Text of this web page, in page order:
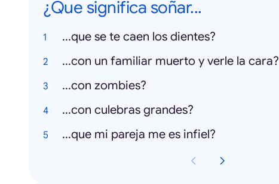
¿Que significa soñar...
...que se te caen los dientes?
...con un familiar muerto y verle la cara?
...con zombies?
...con culebras grandes?
...que mi pareja me es infiel?